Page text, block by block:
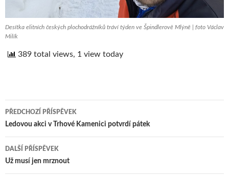
Desítka elitních českých plochodrážníků tráví týden ve Špindlerově Mlýně | foto Václav
Milík
389 total views, 1 view today
Navigace
pro
příspěvek
PŘEDCHOZÍ PŘÍSPĚVEK
Ledovou akci v Trhové Kamenici potvrdí pátek
DALŠÍ PŘÍSPĚVEK
Už musí jen mrznout